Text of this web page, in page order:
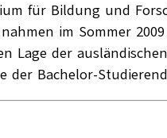
für Bildung und
im Sommer
Lage der
Bachelor-